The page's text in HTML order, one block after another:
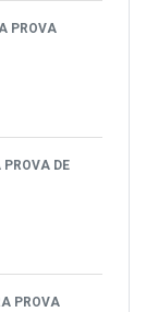
PROVA
DE
PROVA